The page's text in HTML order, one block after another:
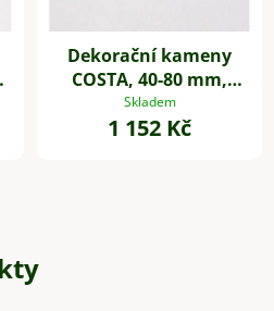
Dekorační kameny
COSTA, 40-80 mm,
plast, šedá
Skladem
1 152 Kč